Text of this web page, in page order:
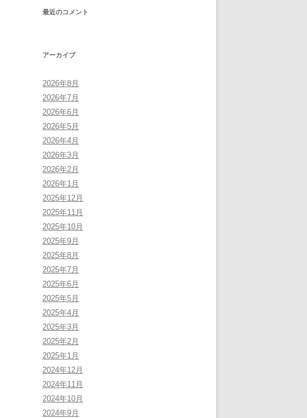
最近のコメント
アーカイブ
2026年8月
2026年7月
2026年6月
2026年5月
2026年4月
2026年3月
2026年2月
2026年1月
2025年12月
2025年11月
2025年10月
2025年9月
2025年8月
2025年7月
2025年6月
2025年5月
2025年4月
2025年3月
2025年2月
2025年1月
2024年12月
2024年11月
2024年10月
2024年9月